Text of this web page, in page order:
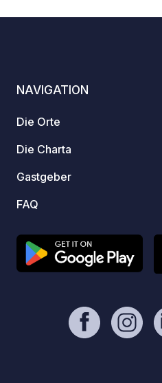
NAVIGATION
Die Orte
Die Charta
Gastgeber
FAQ